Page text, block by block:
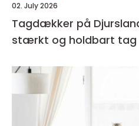
02. July 2026
Tagdækker på
stærkt og holdbart tag